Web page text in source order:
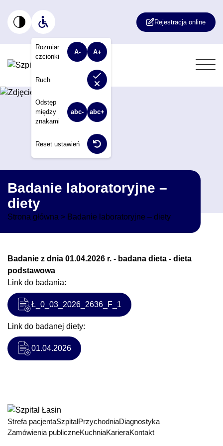
Rozmiar
czcionki
A- A+
Ruch Włącz lub wyłącz animacje na stronie.
Odstęp
między
znakami
abc- abc+
Reset ustawień
Rejestracja online
Badanie laboratoryjne –
diety
Strona główna > Badanie laboratoryjne – diety
Badanie z dnia 01.04.2026 r. - badana dieta - dieta
podstawowa
Link do badania:
Ł_0_03_2026_2636_F_1
Link do badanej diety:
01.04.2026
Strefa pacjentaSzpitalPrzychodniaDiagnostyka
Zamówienia publiczneKuchniaKarieraKontakt